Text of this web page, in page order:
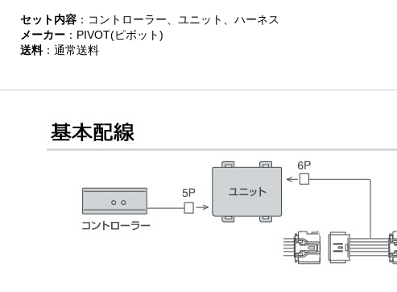
セット内容 ：コントローラー、ユニット、ハーネス
メーカー ：PIVOT(ピボット)
送料：通常送料